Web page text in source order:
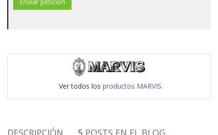
Ver todos los productos MARVIS
DESCRIPCIÓN 5 POSTS EN EL BLOG